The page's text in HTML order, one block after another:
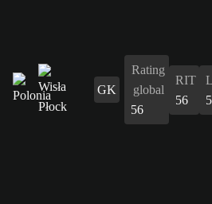
GK
Rating
global
56
RIT
56